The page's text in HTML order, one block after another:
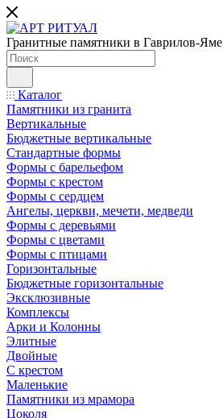
Гранитные памятники в Гаврилов-Яме
Каталог
Памятники из гранита
Вертикальные
Бюджетные вертикальные
Стандартные формы
Формы с барельефом
Формы с крестом
Формы с сердцем
Ангелы, церкви, мечети, медведи
Формы с деревьями
Формы с цветами
Формы с птицами
Горизонтальные
Бюджетные горизонтальные
Эксклюзивные
Комплексы
Арки и Колонны
Элитные
Двойные
С крестом
Маленькие
Памятники из мрамора
Цоколя